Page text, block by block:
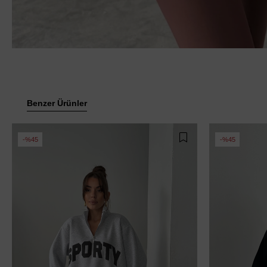
Benzer Ürünler
%45 %45